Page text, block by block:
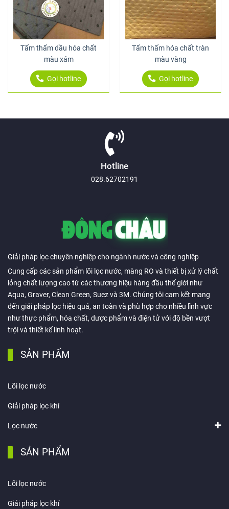
Tấm thấm dầu hóa chất
màu xám
Gọi hotline
Tấm thấm hóa chất tràn
màu vàng
Gọi hotline
Hotline
028.62702191
Giải pháp lọc chuyên nghiệp cho ngành nước và công nghiệp
Cung cấp các sản phẩm lõi lọc nước, màng RO và thiết bị xử lý chất
lỏng chất lượng cao từ các thương hiệu hàng đầu thế giới như
Aqua, Graver, Clean Green, Suez và 3M. Chúng tôi cam kết mang
đến giải pháp lọc hiệu quả, an toàn và phù hợp cho nhiều lĩnh vực
như thực phẩm, hóa chất, dược phẩm và điện tử với độ bền vượt
trội và thiết kế linh hoạt.
SẢN PHẨM
Lõi lọc nước
Giải pháp lọc khí
Lọc nước
SẢN PHẨM
Lõi lọc nước
Giải pháp lọc khí